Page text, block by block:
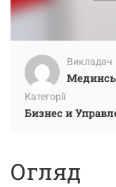
Викладач
Категорії
Бизнес и
Огляд